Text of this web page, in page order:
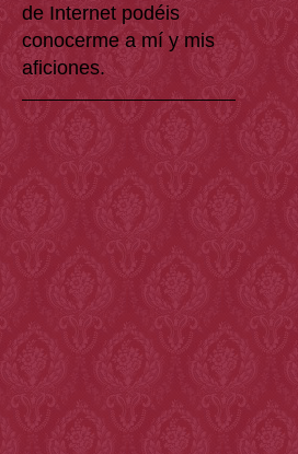
de Internet podéis
conocerme a mí y mis
aficiones.